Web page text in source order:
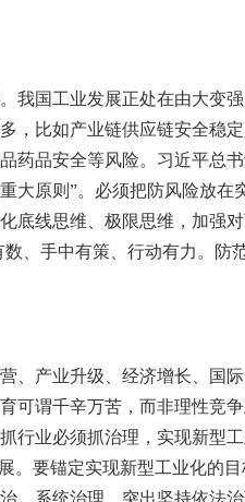
我国工业发展正处在由大变强
，比如产业链供应链安全稳
药品安全等风险。习近平总
大原则”。必须把防风险放在
底线思维、极限思维，加强
、手中有策、行动有力。防
、产业升级、经济增长、国
可谓千辛万苦，而非理性竞
行业必须抓治理，实现新型
。要锚定实现新型工业化的
、系统治理，突出坚持依法